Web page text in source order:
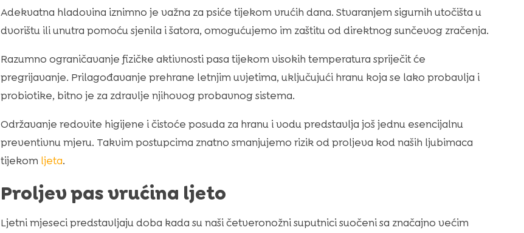
Adekvatna hladovina iznimno je važna za psiće tijekom vrućih dana. Stvaranjem sigurnih utočišta u
dvorištu ili unutra pomoću sjenila i šatora, omogućujemo im zaštitu od direktnog sunčevog zračenja.
Razumno ograničavanje fizičke aktivnosti pasa tijekom visokih temperatura spriječit će
pregrijavanje. Prilagođavanje prehrane letnjim uvjetima, uključujući hranu koja se lako probavlja i
probiotike, bitno je za zdravlje njihovog probavnog sistema.
Održavanje redovite higijene i čistoće posuda za hranu i vodu predstavlja još jednu esencijalnu
preventivnu mjeru. Takvim postupcima znatno smanjujemo rizik od proljeva kod naših ljubimaca
tijekom ljeta.
Proljev pas vrućina ljeto
Ljetni mjeseci predstavljaju doba kada su naši četveronožni suputnici suočeni sa značajno većim